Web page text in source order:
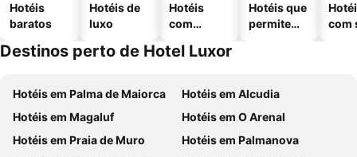
Hotéis
baratos
Hotéis de
luxo
Hotéis
com
Hotéis que
permitem
com
Destinos perto de Hotel Luxor
Hotéis em Palma de Maiorca
Hotéis em Alcudia
Hotéis em Magaluf
Hotéis em O Arenal
Hotéis em Praia de Muro
Hotéis em Palmanova